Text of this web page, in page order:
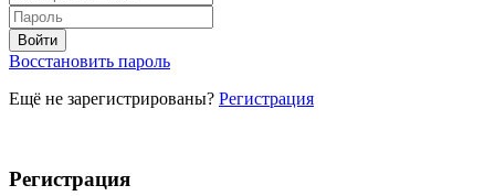
Восстановить пароль
Ещё не зарегистрированы? Регистрация
Регистрация